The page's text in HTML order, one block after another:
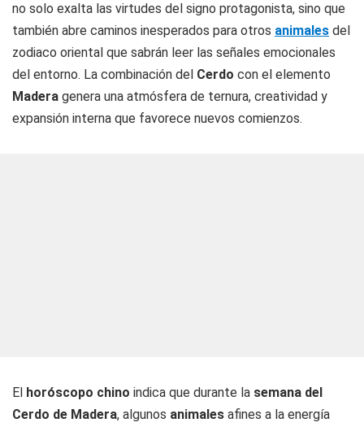
no solo exalta las virtudes del signo protagonista, sino que
también abre caminos inesperados para otros animales del
zodiaco oriental que sabrán leer las señales emocionales
del entorno. La combinación del Cerdo con el elemento
Madera genera una atmósfera de ternura, creatividad y
expansión interna que favorece nuevos comienzos.
El horóscopo chino indica que durante la semana del
Cerdo de Madera, algunos animales afines a la energía